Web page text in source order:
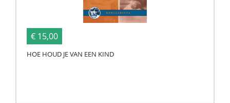
€ 15,00
HOE HOUD JE VAN EEN KIND